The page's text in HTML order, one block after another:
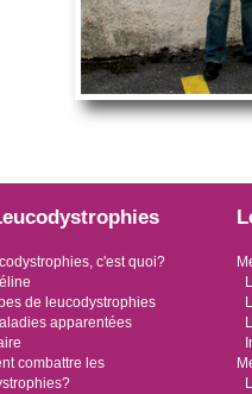
c'est quoi?
de leucodystrophies
apparentées
combattre les